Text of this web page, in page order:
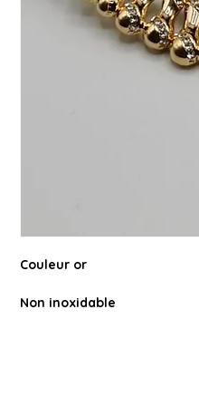
Couleur or
Non inoxidable